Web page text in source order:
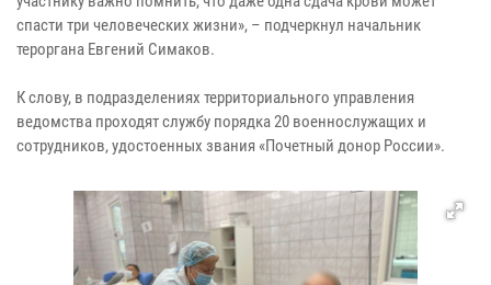
спасти три человеческих жизни», – подчеркнул начальник
тероргана Евгений Симаков.
К слову, в подразделениях территориального управления
ведомства проходят службу порядка 20 военнослужащих и
сотрудников, удостоенных звания «Почетный донор России».